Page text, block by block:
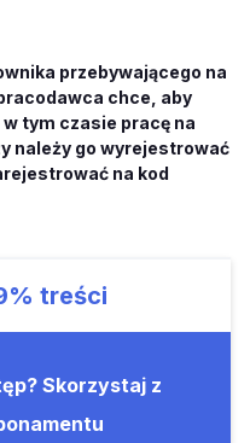
przebywającego na
chce, aby
tym czasie pracę na
należy go wyrejestrować
na kod
treści
Skorzystaj z